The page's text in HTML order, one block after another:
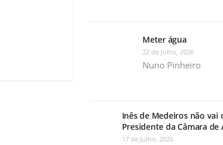
Meter água
22 de Julho, 2026
Nuno Pinheiro
Inês de Medeiros não vai
Presidente da Câmara de
17 de Julho, 2026